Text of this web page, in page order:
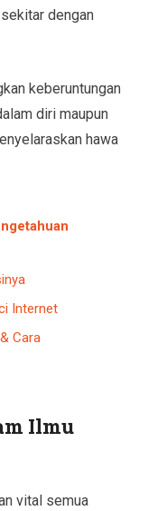
dengan
keberuntungan
diri maupun
hawa
Internet
Cara
Ilmu
vital semua